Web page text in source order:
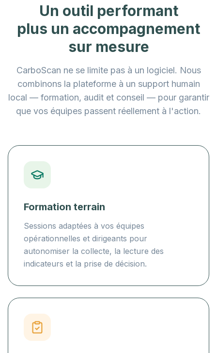
Un outil performant
plus un accompagnement
sur mesure
CarboScan ne se limite pas à un logiciel. Nous
combinons la plateforme à un support humain
local — formation, audit et conseil — pour garantir
que vos équipes passent réellement à l'action.
Formation terrain
Sessions adaptées à vos équipes
opérationnelles et dirigeants pour
autonomiser la collecte, la lecture des
indicateurs et la prise de décision.